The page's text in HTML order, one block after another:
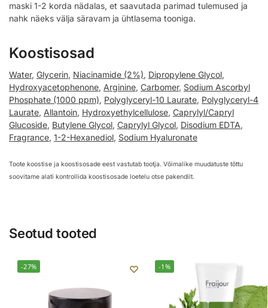
maski 1-2 korda nädalas, et saavutada parimad tulemused ja
nahk näeks välja säravam ja ühtlasema tooniga.
Koostisosad
Water, Glycerin, Niacinamide (2%), Dipropylene Glycol,
Hydroxyacetophenone, Arginine, Carbomer, Sodium Ascorbyl
Phosphate (1000 ppm), Polyglyceryl-10 Laurate, Polyglyceryl-4
Laurate, Allantoin, Hydroxyethylcellulose, Caprylyl/Capryl
Glucoside, Butylene Glycol, Caprylyl Glycol, Disodium EDTA,
Fragrance, 1-2-Hexanediol, Sodium Hyaluronate
Toote koostise ja koostisosade eest vastutab tootja. Võimalike muudatuste tõttu
soovitame alati kontrollida koostisosade loetelu otse pakendilt.
Seotud tooted
-27% -1%